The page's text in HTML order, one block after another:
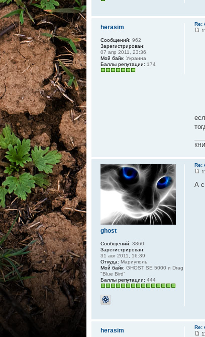
Re:
herasim
Сообщений: 962
Зарегистрирован:
07 апр 2011, 23:36
Мой байк: Украина
Баллы репутации: 174
Re:
А
ghost
Сообщений: 3860
Зарегистрирован:
31 авг 2011, 16:39
Откуда: Мариуполь
Мой байк: GHOST SE 5000 и Drag
"Blue Bird"
Баллы репутации: 444
Re:
herasim